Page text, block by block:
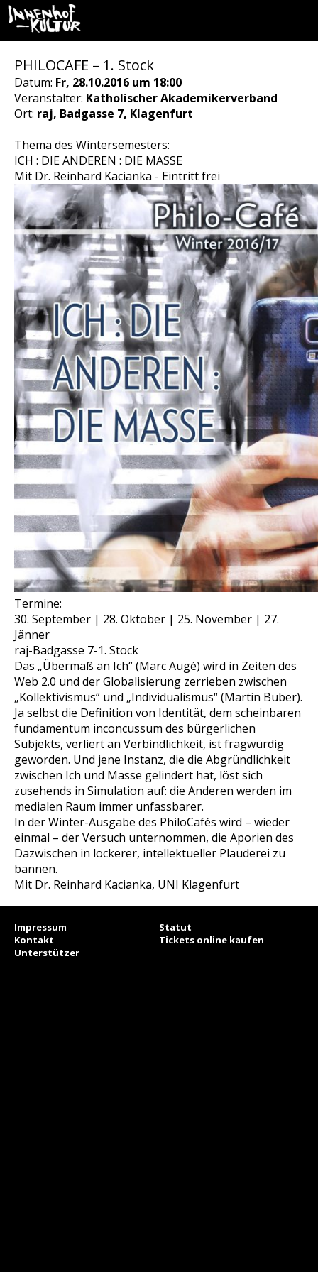
PHILOCAFE – 1. Stock
Datum: Fr, 28.10.2016 um 18:00
Veranstalter: Katholischer Akademikerverband
Ort: raj, Badgasse 7, Klagenfurt
Thema des Wintersemesters:
ICH : DIE ANDEREN : DIE MASSE
Mit Dr. Reinhard Kacianka - Eintritt frei
Termine:
30. September | 28. Oktober | 25. November | 27.
Jänner
raj-Badgasse 7-1. Stock
Das „Übermaß an Ich“ (Marc Augé) wird in Zeiten des
Web 2.0 und der Globalisierung zerrieben zwischen
„Kollektivismus“ und „Individualismus“ (Martin Buber).
Ja selbst die Definition von Identität, dem scheinbaren
fundamentum inconcussum des bürgerlichen
Subjekts, verliert an Verbindlichkeit, ist fragwürdig
geworden. Und jene Instanz, die die Abgründlichkeit
zwischen Ich und Masse gelindert hat, löst sich
zusehends in Simulation auf: die Anderen werden im
medialen Raum immer unfassbarer.
In der Winter-Ausgabe des PhiloCafés wird – wieder
einmal – der Versuch unternommen, die Aporien des
Dazwischen in lockerer, intellektueller Plauderei zu
bannen.
Mit Dr. Reinhard Kacianka, UNI Klagenfurt
Impressum
Statut
Kontakt
Tickets online kaufen
Unterstützer